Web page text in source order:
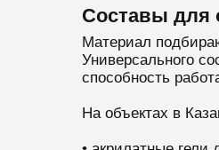
Составы для
Материал
Универсального
способность
На объектах в